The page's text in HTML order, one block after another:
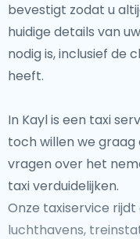
bevestigt zodat u
huidige details van
nodig is, inclusief de
heeft.
In Kayl is een taxi
toch willen we
vragen over het
taxi verduidelijken.
Onze taxiservice
luchthavens,